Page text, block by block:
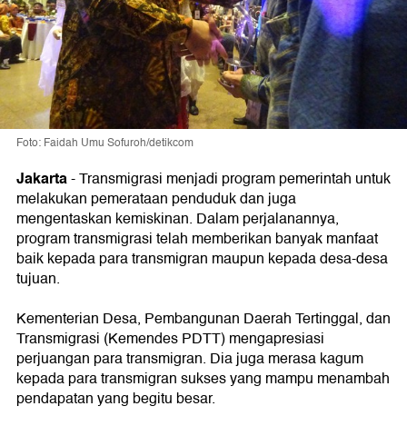
Foto: Faidah Umu Sofuroh/detikcom
Jakarta-Transmigrasi menjadi program pemerintah untuk
melakukan pemerataan penduduk dan juga
mengentaskan kemiskinan. Dalam perjalanannya,
program transmigrasi telah memberikan banyak manfaat
baik kepada para transmigran maupun kepada desa-desa
tujuan.
Kementerian Desa, Pembangunan Daerah Tertinggal, dan
Transmigrasi (Kemendes PDTT) mengapresiasi
perjuangan para transmigran. Dia juga merasa kagum
kepada para transmigran sukses yang mampu menambah
pendapatan yang begitu besar.